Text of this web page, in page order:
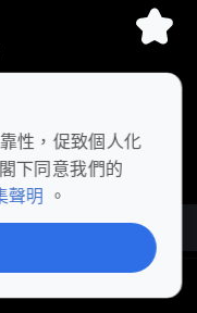
季軍 #娛
性，促致個人化
下同意我們的
聲明 。